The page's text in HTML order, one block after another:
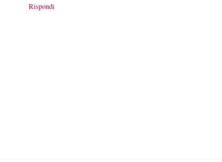
Rispondi